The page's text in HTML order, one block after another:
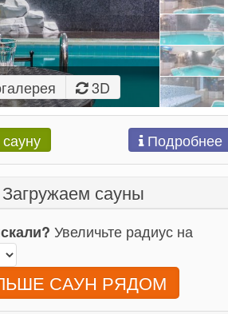
3D
Подробнее
сауны
Увеличьте радиус на
САУН РЯДОМ